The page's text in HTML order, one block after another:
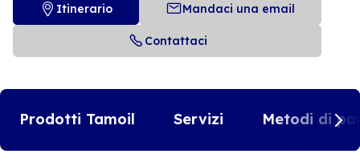
Itinerario Mandaci una email
Contattaci
Prodotti Tamoil Servizi Metodi di